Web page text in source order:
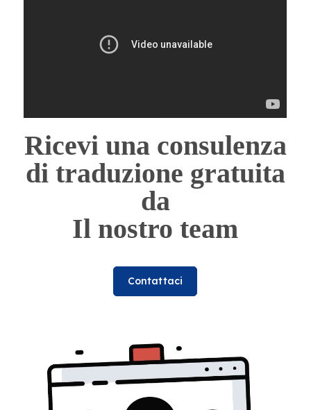
Ricevi una consulenza
di traduzione gratuita
da
Il nostro team
Contattaci